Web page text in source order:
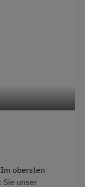
Im obersten
Sie unser